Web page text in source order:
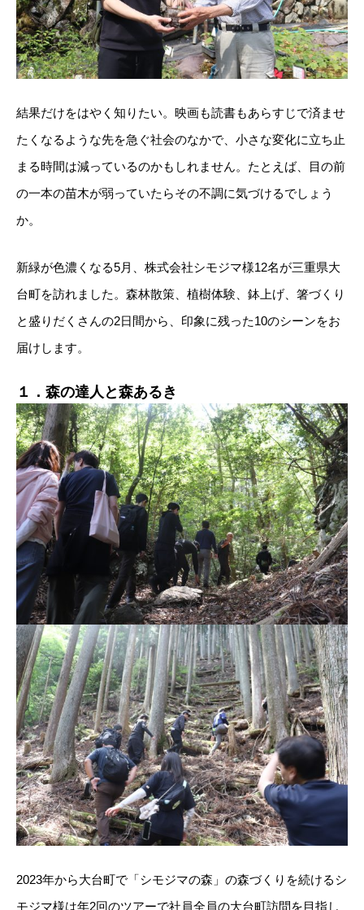
結果だけをはやく知りたい。映画も読書もあらすじで済ませ
たくなるような先を急ぐ社会のなかで、小さな変化に立ち止
まる時間は減っているのかもしれません。たとえば、目の前
の一本の苗木が弱っていたらその不調に気づけるでしょう
か。
新緑が色濃くなる5月、株式会社シモジマ様12名が三重県大
台町を訪れました。森林散策、植樹体験、鉢上げ、箸づくり
と盛りだくさんの2日間から、印象に残った10のシーンをお
届けします。
１．森の達人と森あるき
2023年から大台町で「シモジマの森」の森づくりを続けるシ
モジマ様は年2回のツアーで社員全員の大台町訪問を目指し